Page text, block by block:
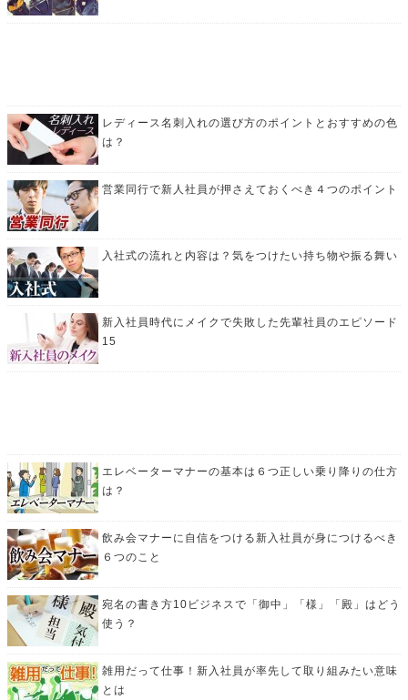
レディース名刺入れの選び方のポイントとおすすめの色
は？
営業同行で新人社員が押さえておくべき４つのポイント
入社式の流れと内容は？気をつけたい持ち物や振る舞い
新入社員時代にメイクで失敗した先輩社員のエピソード
15
エレベーターマナーの基本は６つ正しい乗り降りの仕方
は？
飲み会マナーに自信をつける新入社員が身につけるべき
６つのこと
宛名の書き方10ビジネスで「御中」「様」「殿」はどう
使う？
雑用だって仕事！新入社員が率先して取り組みたい意味
とは